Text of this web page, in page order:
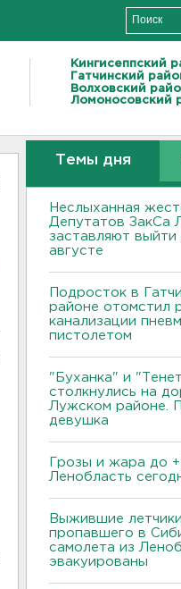
Кингисеппский
Гатчинский
Волховский
Ломоносовский
Темы дня
Неслыханная
Депутатов ЗакСа
заставляют
августе
Подросток в
районе отомстил
канализации
пистолетом
"Буханка" и
столкнулись на
Лужском районе.
девушка
Грозы и жара до
Ленобласть
Выжившие летчики
пропавшего в
самолета из
эвакуированы